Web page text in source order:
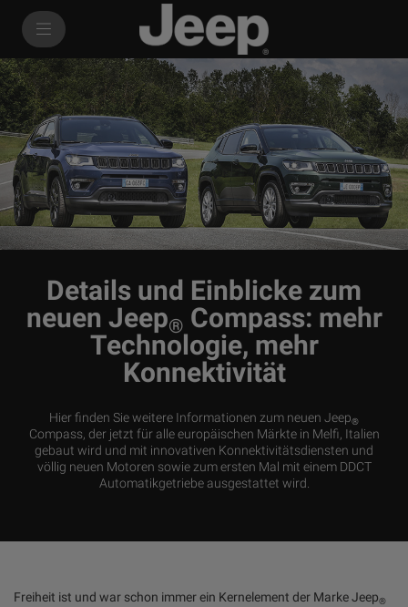
SkiptoNavigationText
Details und Einblicke zum
neuen Jeep® Compass: mehr
Technologie, mehr
Konnektivität
Hier finden Sie weitere Informationen zum neuen Jeep®
Compass, der jetzt für alle europäischen Märkte in Melfi, Italien
gebaut wird und mit innovativen Konnektivitätsdiensten und
völlig neuen Motoren sowie zum ersten Mal mit einem DDCT
Automatikgetriebe ausgestattet wird.
Freiheit ist und war schon immer ein Kernelement der Marke Jeep®